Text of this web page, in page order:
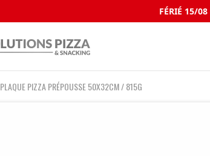
FÉRIÉ 15/
PLAQUE PIZZA PRÉPOUSSE 50X32CM / 815G